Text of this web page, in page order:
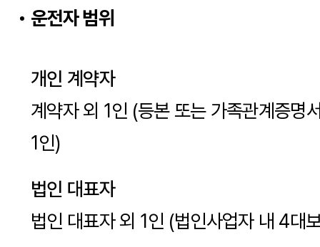
운전자 범위
개인 계약자
계약자 외 1인 (등본 또는 가족관계증명
1인)
법인 대표자
법인 대표자 외 1인 (법인사업자 내 4대